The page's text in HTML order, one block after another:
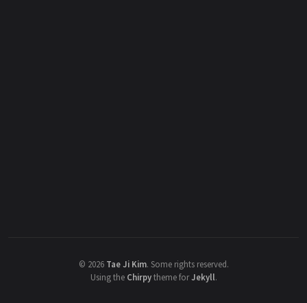
© 2026 Tae Ji Kim. Some rights reserved.
Using the Chirpytheme forJekyll.